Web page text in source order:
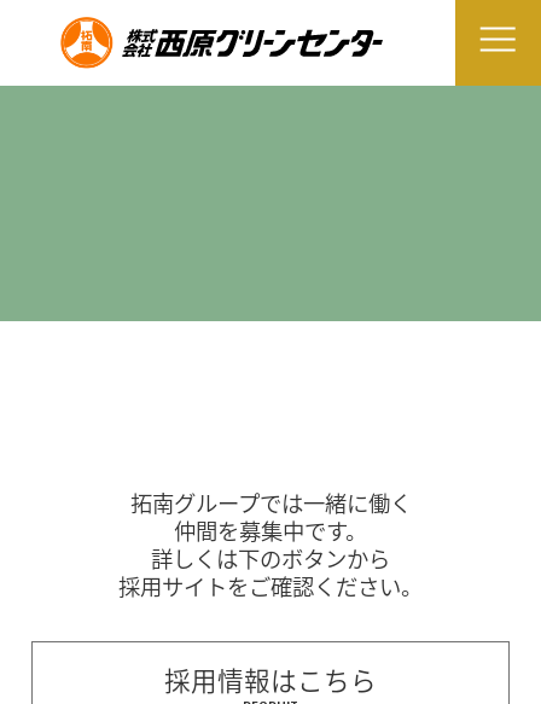
拓南グループでは一緒に働く
仲間を募集中です。
詳しくは下のボタンから
採用サイトをご確認ください。
採用情報はこちら